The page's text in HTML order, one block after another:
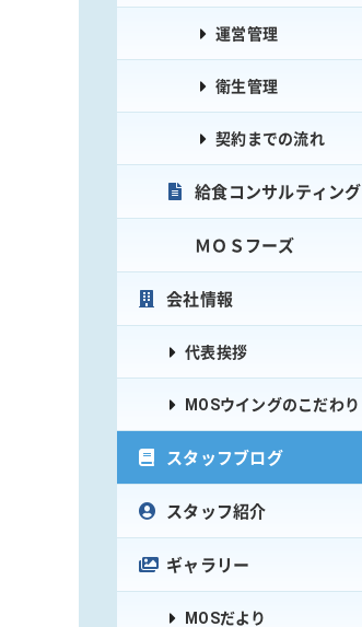
運営管理
衛生管理
契約までの流れ
給食コンサルティング
ＭＯＳフーズ
会社情報
代表挨拶
MOSウイングのこだわり
スタッフブログ
スタッフ紹介
ギャラリー
MOSだより